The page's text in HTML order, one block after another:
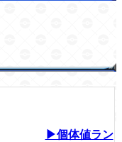
▶個体値ラン